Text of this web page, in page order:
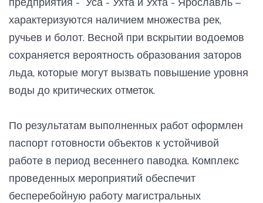
характеризуются наличием множества рек,
ручьев и болот. Весной при вскрытии водоемов
сохраняется вероятность образования заторов
льда, которые могут вызвать повышение уровня
воды до критических отметок.
По результатам выполненных работ оформлен
паспорт готовности объектов к устойчивой
работе в период весеннего паводка. Комплекс
проведенных мероприятий обеспечит
бесперебойную работу магистральных